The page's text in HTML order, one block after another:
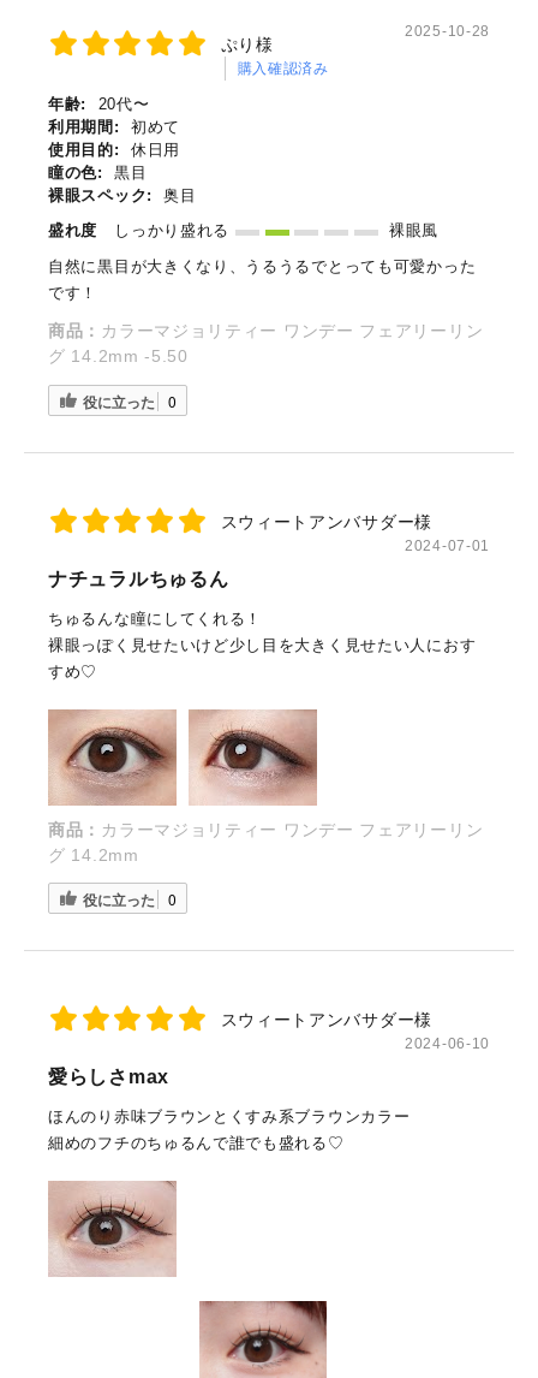
ぷり様
購入確認済み
2025-10-28
年齢:
20代〜
利用期間:
初めて
使用目的:
休日用
瞳の色:
黒目
裸眼スペック:
奥目
盛れ度
しっかり盛れる
裸眼風
自然に黒目が大きくなり、うるうるでとっても可愛かった
です！
商品： カラーマジョリティー ワンデー フェアリーリン
グ 14.2mm -5.50
役に立った 0
スウィートアンバサダー様
2024-07-01
ナチュラルちゅるん
ちゅるんな瞳にしてくれる！
裸眼っぽく見せたいけど少し目を大きく見せたい人におす
すめ♡
商品： カラーマジョリティー ワンデー フェアリーリン
グ 14.2mm
役に立った 0
スウィートアンバサダー様
2024-06-10
愛らしさmax
ほんのり赤味ブラウンとくすみ系ブラウンカラー
細めのフチのちゅるんで誰でも盛れる♡